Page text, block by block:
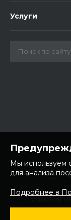
Услуги
Мы используем
для анализа
Подробнее в